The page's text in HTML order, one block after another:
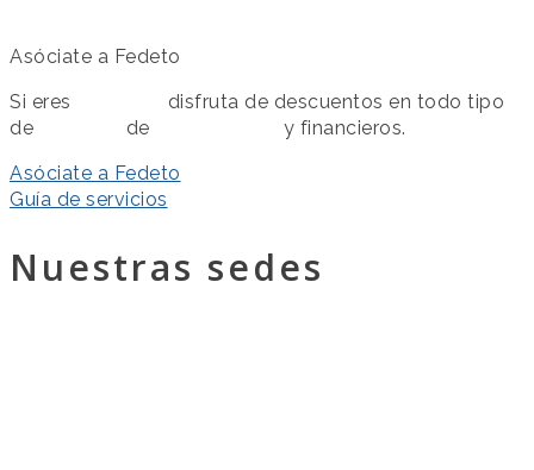
Asóciate a Fedeto
Si eres
disfruta de descuentos en todo tipo
de
de
y financieros.
Asóciate a Fedeto
Guía de servicios
Nuestras sedes